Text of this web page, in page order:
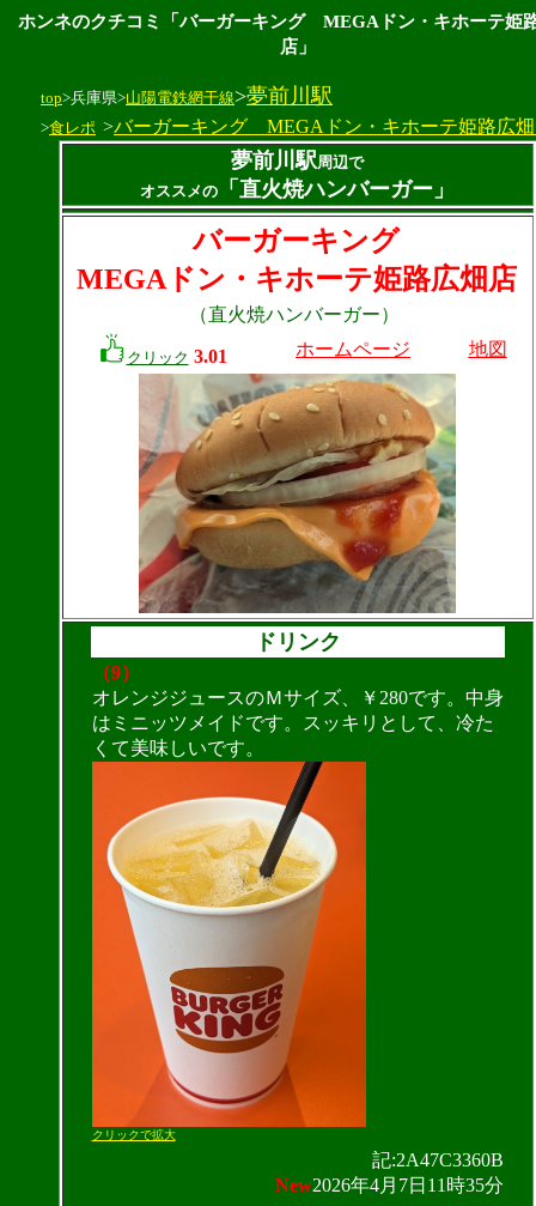
ホンネのクチコミ「バーガーキング MEGAドン・キホーテ姫
店」
top>兵庫県>山陽電鉄網干線>夢前川駅
>食レポ >バーガーキング MEGAドン・キホーテ姫路広
夢前川駅周辺で
オススメの
「直火焼ハンバーガー」
バーガーキング
MEGAドン・キホーテ姫路広畑店
（直火焼ハンバーガー）
クリック 3.01 ホームページ 地図
ドリンク
（9）
オレンジジュースのＭサイズ、￥280です。中身
はミニッツメイドです。スッキリとして、冷た
くて美味しいです。
クリックで拡大
記:2A47C3360B
New2026年4月7日11時35分